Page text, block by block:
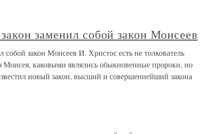
заменил собой закон Моисеев
собой закон Моисеев И. Христос есть не толкователь
Моисея, каковыми являлись обыкновенные пророки, но
новый закон, высший и совершеннейший закона